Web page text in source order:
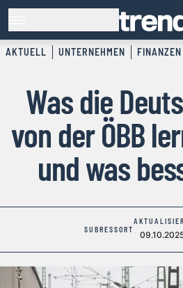
AKTUELL UNTERNEHMEN FINANZEN
Was die
von der ÖBB
und was
SUBRESSORT